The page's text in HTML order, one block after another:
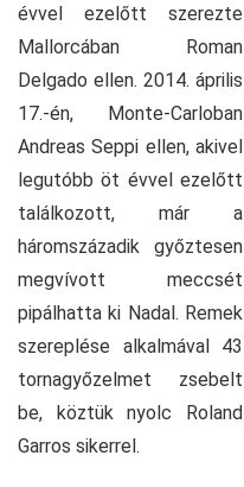
évvel ezelőtt szerezte
Mallorcában Roman
Delgado ellen. 2014. április
17.-én, Monte-Carloban
Andreas Seppi ellen, akivel
legutóbb öt évvel ezelőtt
találkozott, már a
háromszázadik győztesen
megvívott meccsét
pipálhatta ki Nadal. Remek
szereplése alkalmával 43
tornagyőzelmet zsebelt
be, köztük nyolc Roland
Garros sikerrel.